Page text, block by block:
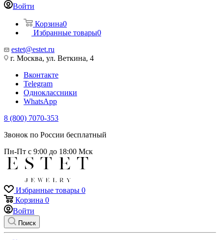
Войти
Корзина0
Избранные товары0
estet@estet.ru
г. Москва, ул. Веткина, 4
Вконтакте
Telegram
Одноклассники
WhatsApp
8 (800) 7070-353
Звонок по России бесплатный
Пн-Пт с 9:00 до 18:00 Мск
Избранные товары 0
Корзина 0
Войти
Поиск